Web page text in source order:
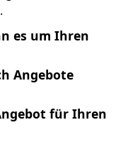
es um Ihren
Angebote
für Ihren